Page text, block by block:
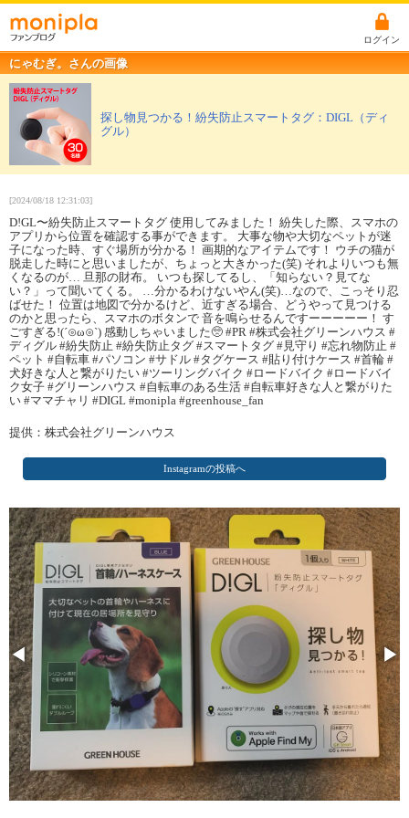
ログイン
にゃむぎ。さんの画像
探し物見つかる！紛失防止スマートタグ：DIGL（ディ
グル）
[2024/08/18 12:31:03]
D!GL〜紛失防止スマートタグ 使用してみました！ 紛失した際、スマホの
アプリから位置を確認する事ができます。 大事な物や大切なペットが迷
子になった時、すぐ場所が分かる！ 画期的なアイテムです！ ウチの猫が
脱走した時にと思いましたが、ちょっと大きかった(笑) それよりいつも無
くなるのが… 旦那の財布。 いつも探してるし、「知らない？見てな
い？」って聞いてくる。 …分かるわけないやん(笑)…なので、こっそり忍
ばせた！ 位置は地図で分かるけど、近すぎる場合、どうやって見つける
のかと思ったら、スマホのボタンで 音を鳴らせるんですーーーーー！ す
ごすぎる!(´⊙ω⊙`) 感動しちゃいました🥺 #PR #株式会社グリーンハウス #
ディグル #紛失防止 #紛失防止タグ #スマートタグ #見守り #忘れ物防止 #
ペット #自転車 #パソコン #サドル #タグケース #貼り付けケース #首輪 #
犬好きな人と繋がりたい #ツーリングバイク #ロードバイク #ロードバイ
ク女子 #グリーンハウス #自転車のある生活 #自転車好きな人と繋がりた
い #ママチャリ #DIGL #monipla #greenhouse_fan
提供：株式会社グリーンハウス
Instagramの投稿へ
◀ ▶